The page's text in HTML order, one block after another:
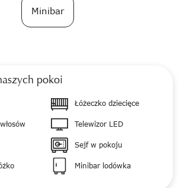
Minibar
pokoi
Łóżeczko dziecięce
Telewizor LED
Sejf w pokoju
Minibar lodówka